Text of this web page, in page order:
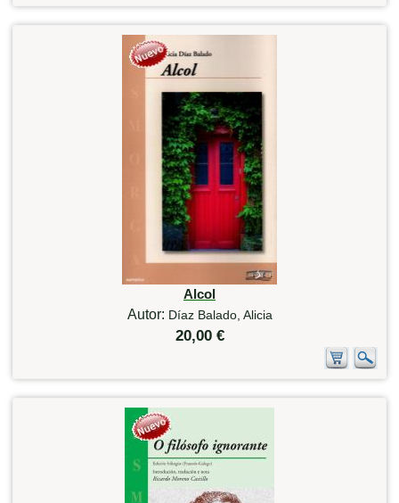
Alcol
Autor: Díaz Balado, Alicia
20,00 €